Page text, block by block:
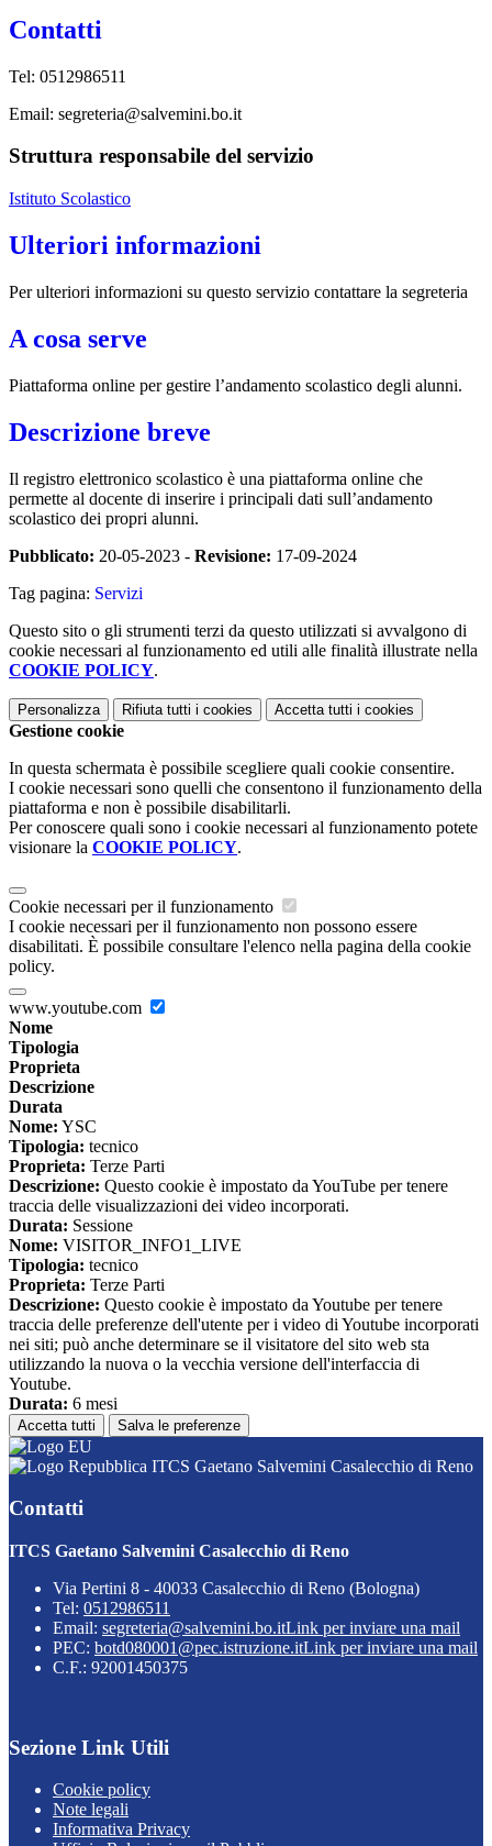
Contatti
Tel: 0512986511
Email: segreteria@salvemini.bo.it
Struttura responsabile del servizio
Istituto Scolastico
Ulteriori informazioni
Per ulteriori informazioni su questo servizio contattare la segreteria
A cosa serve
Piattaforma online per gestire l’andamento scolastico degli alunni.
Descrizione breve
Il registro elettronico scolastico è una piattaforma online che
permette al docente di inserire i principali dati sull’andamento
scolastico dei propri alunni.
Pubblicato: 20-05-2023 - Revisione: 17-09-2024
Tag pagina: Servizi
Questo sito o gli strumenti terzi da questo utilizzati si avvalgono di
cookie necessari al funzionamento ed utili alle finalità illustrate nella
COOKIE POLICY.
Personalizza Rifiuta tutti i cookies Accetta tutti i cookies
Gestione cookie
In questa schermata è possibile scegliere quali cookie consentire.
I cookie necessari sono quelli che consentono il funzionamento della
piattaforma e non è possibile disabilitarli.
Per conoscere quali sono i cookie necessari al funzionamento potete
visionare la COOKIE POLICY.
Cookie necessari per il funzionamento
I cookie necessari per il funzionamento non possono essere
disabilitati. È possibile consultare l'elenco nella pagina della cookie
policy.
www.youtube.com
Nome
Tipologia
Proprieta
Descrizione
Durata
Nome: YSC
Tipologia: tecnico
Proprieta: Terze Parti
Descrizione: Questo cookie è impostato da YouTube per tenere
traccia delle visualizzazioni dei video incorporati.
Durata: Sessione
Nome: VISITOR_INFO1_LIVE
Tipologia: tecnico
Proprieta: Terze Parti
Descrizione: Questo cookie è impostato da Youtube per tenere
traccia delle preferenze dell'utente per i video di Youtube incorporati
nei siti; può anche determinare se il visitatore del sito web sta
utilizzando la nuova o la vecchia versione dell'interfaccia di
Youtube.
Durata: 6 mesi
Accetta tutti Salva le preferenze
ITCS Gaetano Salvemini Casalecchio di Reno
Contatti
ITCS Gaetano Salvemini Casalecchio di Reno
Via Pertini 8 - 40033 Casalecchio di Reno (Bologna)
Tel: 0512986511
Email: segreteria@salvemini.bo.itLink per inviare una mail
PEC: botd080001@pec.istruzione.itLink per inviare una mail
C.F.: 92001450375
Sezione Link Utili
Cookie policy
Note legali
Informativa Privacy